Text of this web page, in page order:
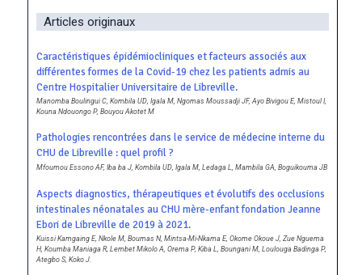
Articles originaux
Caractéristiques épidémiocliniques et facteurs associés aux
différentes formes de la Covid-19 chez les patients admis au
Centre Hospitalier Universitaire de Libreville.
Manomba Boulingui C, Kombila UD, Igala M, Ngomas Moussadji JF, Ayo Bivigou E, Mistoul I,
Kouna Ndouongo P, Bouyou Akotet M
Pathologies rencontrées dans le service de médecine interne du
CHU de Libreville : quel profil ?
Mfoumou Essono AF, Iba ba J, Kombila UD, Igala M, Ledaga L, Mambila GA, Boguikouma JB
Aspects diagnostics, thérapeutiques et évolutifs des occlusions
intestinales néonatales au CHU mère-enfant fondation Jeanne
Ebori de Libreville de 2019 à 2021.
Kuissi Kamgaing E, Nkole M, Boumas N, Mintsa-Mi-Nkama E, Okome Okoue J, Zue Nguema
H, Koumba Maniaga R, Lembet Mikolo A, Orema P, Kiba L, Boungani M, Loulouga Badinga P,
Ategbo S, Koko J.